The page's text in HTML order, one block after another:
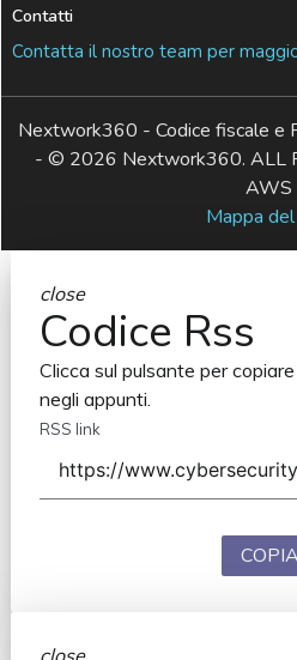
Contatti
Contatta il nostro team per
Nextwork360 - Codice fiscale
- © 2026 Nextwork360. ALL
AWS
Mappa
close
Codice Rss
Clicca sul pulsante per copiare
negli appunti.
RSS link
close